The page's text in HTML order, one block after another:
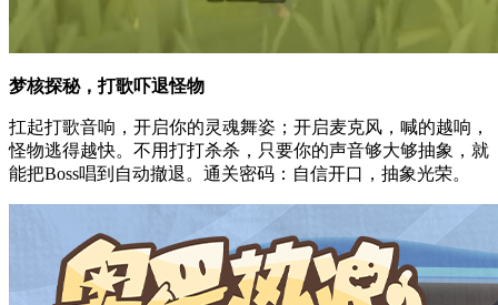
梦核探秘，打歌吓退怪物
扛起打歌音响，开启你的灵魂舞姿；开启麦克风，喊的越响，
怪物逃得越快。不用打打杀杀，只要你的声音够大够抽象，就
能把Boss唱到自动撤退。通关密码：自信开口，抽象光荣。